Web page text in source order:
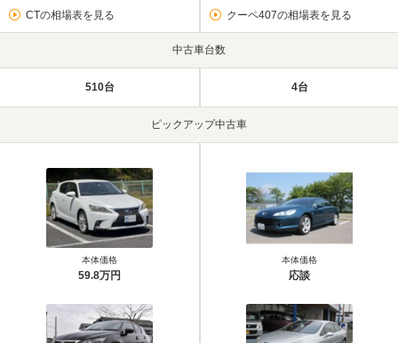
CTの相場表を見る クーペ407の相場表を見る
中古車台数
510台 4台
ピックアップ中古車
本体価格
59.8万円
本体価格
応談